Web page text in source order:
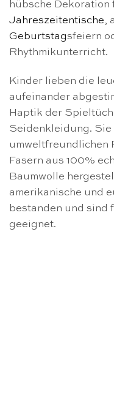
hübsche Dekoration
Jahreszeitentische,
Geburtstagsfeiern
Rhythmikunterricht.
Kinder lieben die
aufeinander
Haptik der
Seidenkleidung.
umweltfreundlichen
Fasern aus 100%
Baumwolle
amerikanische und
bestanden und sind
geeignet.